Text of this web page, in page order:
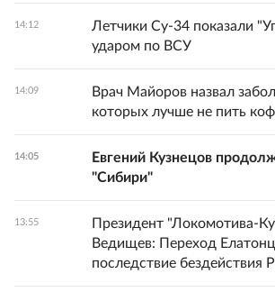
14:12
Летчики Су-34 показали
ударом по ВСУ
14:09
Врач Майоров назвал
которых лучше не пить
14:05
Евгений Кузнецов
"Сибири"
13:55
Президент "Локомотива-
Ведищев: Переход
последствие бездействия